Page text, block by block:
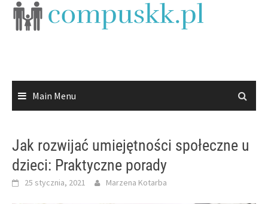
Skip
Main Menu
Jak rozwijać umiejętności społeczne u
dzieci: Praktyczne porady
25 stycznia, 2021 Marzena Kotarba